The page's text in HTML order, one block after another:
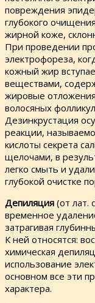
повреждения
глубокого
жирной коже,
При проведении
электрофореза,
кожный жир
веществами,
жировые
волосяных
Дезинкрустация
реакции,
кислоты секрета
щелочами, в
легко смыть и
глубокой очистке
Депиляция (от лат.
временное
затрагивая
К ней относятся:
химическая
использование
основном все эти
характера.